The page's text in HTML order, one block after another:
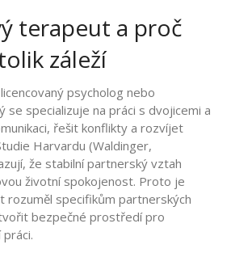
terapeut a proč
záleží
licencovaný psycholog nebo
specializuje na práci s dvojicemi a
řešit konflikty a rozvíjet
Harvardu (Waldinger,
že stabilní partnerský vztah
životní spokojenost. Proto je
rozuměl specifikům partnerských
bezpečné prostředí pro